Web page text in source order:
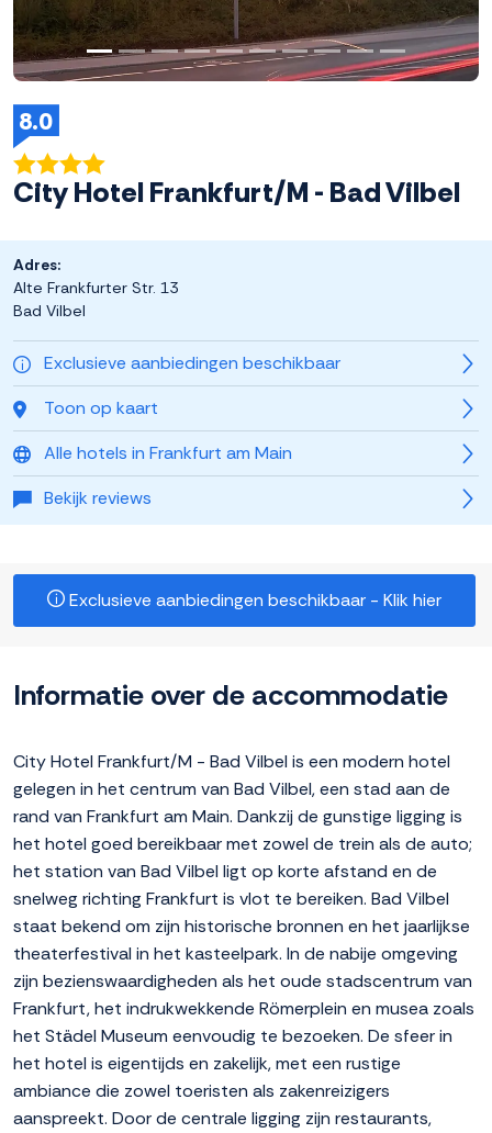
8.0
City Hotel Frankfurt/M - Bad Vilbel
Exclusieve aanbiedingen beschikbaar
Toon op kaart
Alle hotels in Frankfurt am Main
Bekijk reviews
Adres:
Alte Frankfurter Str. 13
Bad Vilbel
Exclusieve aanbiedingen beschikbaar - Klik hier
Informatie over de accommodatie
City Hotel Frankfurt/M - Bad Vilbel is een modern hotel
gelegen in het centrum van Bad Vilbel, een stad aan de
rand van Frankfurt am Main. Dankzij de gunstige ligging is
het hotel goed bereikbaar met zowel de trein als de auto;
het station van Bad Vilbel ligt op korte afstand en de
snelweg richting Frankfurt is vlot te bereiken. Bad Vilbel
staat bekend om zijn historische bronnen en het jaarlijkse
theaterfestival in het kasteelpark. In de nabije omgeving
zijn bezienswaardigheden als het oude stadscentrum van
Frankfurt, het indrukwekkende Römerplein en musea zoals
het Städel Museum eenvoudig te bezoeken. De sfeer in
het hotel is eigentijds en zakelijk, met een rustige
ambiance die zowel toeristen als zakenreizigers
aanspreekt. Door de centrale ligging zijn restaurants,